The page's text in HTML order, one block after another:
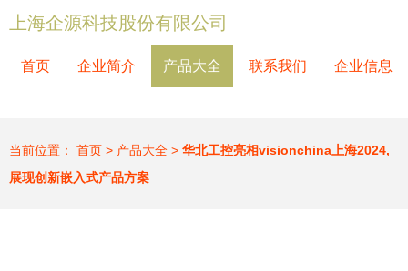
上海企源科技股份有限公司
首页 企业简介 产品大全 联系我们 企业信息
当前位置： 首页 > 产品大全 > 华北工控亮相visionchina上海2024,
展现创新嵌入式产品方案